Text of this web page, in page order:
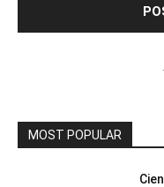
MOST POPULAR